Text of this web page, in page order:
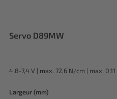
Servo D89MW
4,8-7,4 V | max. 72,6 N/cm | max.
Largeur (mm)